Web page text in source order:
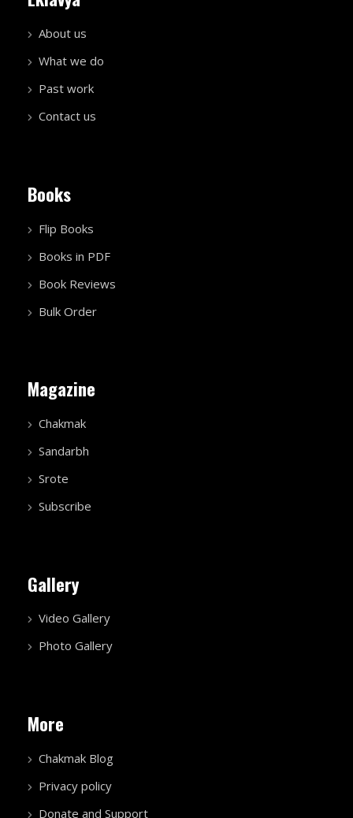
About us
What we do
Past work
Contact us
Books
Flip Books
Books in PDF
Book Reviews
Bulk Order
Magazine
Chakmak
Sandarbh
Srote
Subscribe
Gallery
Video Gallery
Photo Gallery
More
Chakmak Blog
Privacy policy
Donate and Support